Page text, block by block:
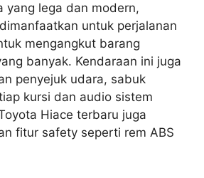
yang lega dan modern,
untuk perjalanan
mengangkut barang
banyak. Kendaraan ini juga
penyejuk udara, sabuk
kursi dan audio sistem
Hiace terbaru juga
fitur safety seperti rem ABS